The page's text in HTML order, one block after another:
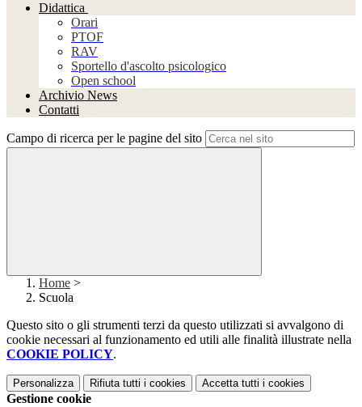
Didattica
Orari
PTOF
RAV
Sportello d'ascolto psicologico
Open school
Archivio News
Contatti
Campo di ricerca per le pagine del sito
Home >
Scuola
Questo sito o gli strumenti terzi da questo utilizzati si avvalgono di
cookie necessari al funzionamento ed utili alle finalità illustrate nella
COOKIE POLICY.
Personalizza Rifiuta tutti i cookies Accetta tutti i cookies
Gestione cookie